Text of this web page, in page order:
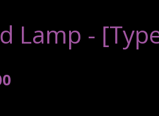
Lamp -